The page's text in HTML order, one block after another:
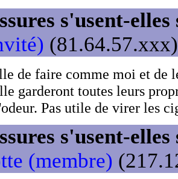
s'usent-
de faire comme moi et de
garderont toutes leurs
Pas utile de virer les
s'usent-
(membre)